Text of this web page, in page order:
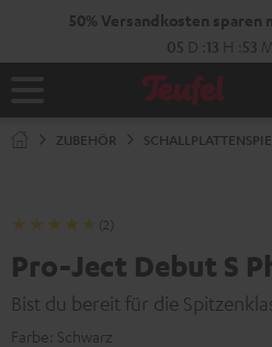
50% Versandkosten sparen
05 D 13 H 53 M
Startseite
ZUBEHÖR
(2)
Pro-Ject Debut S
Bist du bereit für die
Farbe: Schwarz